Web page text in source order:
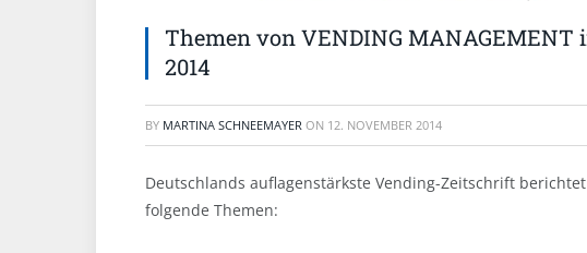
Themen von VENDING MANAGEMENT
2014
BY MARTINA SCHNEEMAYER ON 12. NOVEMBER 2014
Deutschlands auflagenstärkste Vending-Zeitschrift
folgende Themen: